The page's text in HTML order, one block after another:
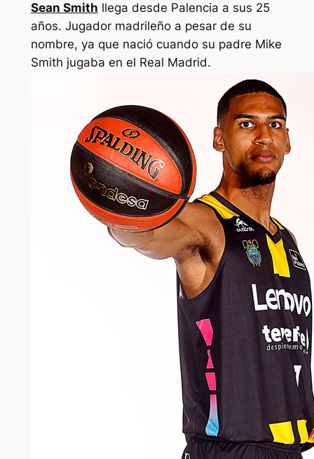
Sean Smith llega desde Palencia a sus 25
años. Jugador madrileño a pesar de su
nombre, ya que nació cuando su padre Mike
Smith jugaba en el Real Madrid.